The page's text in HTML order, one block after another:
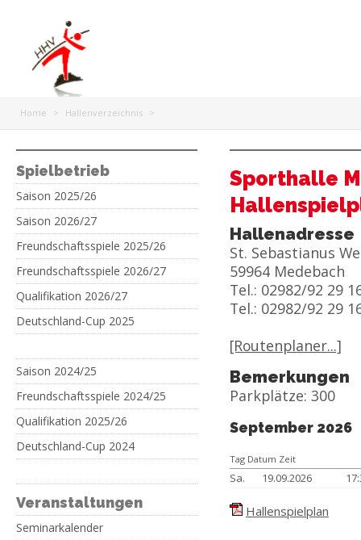
Home > Hallenverzeichnis >
Spielbetrieb
Saison 2025/26
Saison 2026/27
Freundschaftsspiele 2025/26
Freundschaftsspiele 2026/27
Qualifikation 2026/27
Deutschland-Cup 2025
Saison 2024/25
Freundschaftsspiele 2024/25
Qualifikation 2025/26
Deutschland-Cup 2024
Veranstaltungen
Seminarkalender
Sporthalle
Hallenadresse
St. Sebastianus
59964 Medebach
Tel.: 02982/92 29
Tel.: 02982/92 29
[Routenplaner...]
Bemerkungen
Parkplätze: 300
September 2026
Tag Datum Zeit
Sa. 19.09.2026
Hallenspielplan